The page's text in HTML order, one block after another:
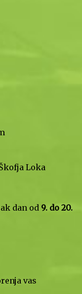
Loka
dan od 9. do 20.
vas